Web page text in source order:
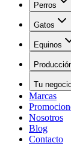
Perros
Gatos
Equinos
Tu
Marcas
Nosotros
Blog
Contacto